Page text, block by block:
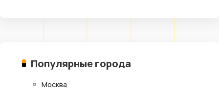
Популярные города
Москва